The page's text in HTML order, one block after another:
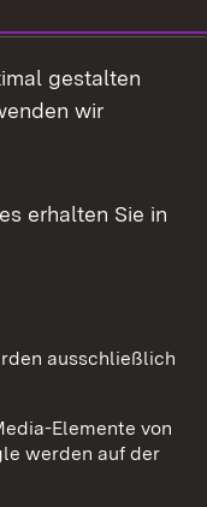
gestalten
wir
erhalten Sie in
ausschließlich
Elemente von
werden auf der